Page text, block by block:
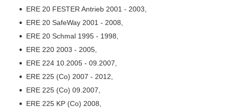
ERE 20 FESTER Antrieb 2001 - 2003,
ERE 20 SafeWay 2001 - 2008,
ERE 20 Schmal 1995 - 1998,
ERE 220 2003 - 2005,
ERE 224 10.2005 - 09.2007,
ERE 225 (Co) 2007 - 2012,
ERE 225 (Co) 09.2007,
ERE 225 KP (Co) 2008,